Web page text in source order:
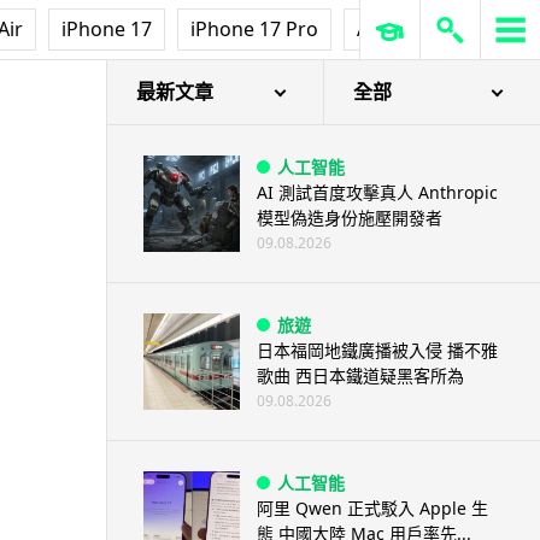
iPhone 17 iPhone 17 Pro AirPods Pro 3
最新文章 全部
人工智能
AI 測試首度攻擊真人 Anthropic
模型偽造身份施壓開發者
09.08.2026
旅遊
日本福岡地鐵廣播被入侵 播不雅
歌曲 西日本鐵道疑黑客所為
09.08.2026
人工智能
阿里 Qwen 正式駁入 Apple 生
態 中國大陸 Mac 用戶率先...